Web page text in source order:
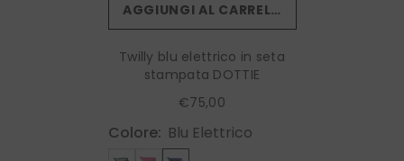
AGGIUNGI AL CARRELLO
Twilly blu elettrico in seta
stampata DOTTIE
€75,00
Colore: Blu Elettrico